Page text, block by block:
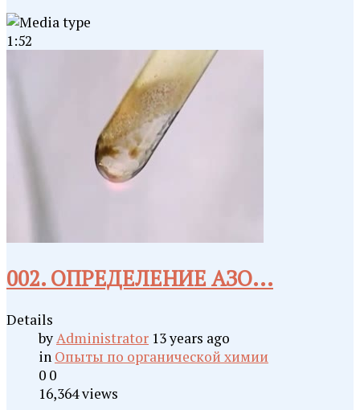
1:52
002. ОПРЕДЕЛЕНИЕ АЗО...
Details
byAdministrator 13 years ago
in Опыты по органической химии
0 0
16,364 views